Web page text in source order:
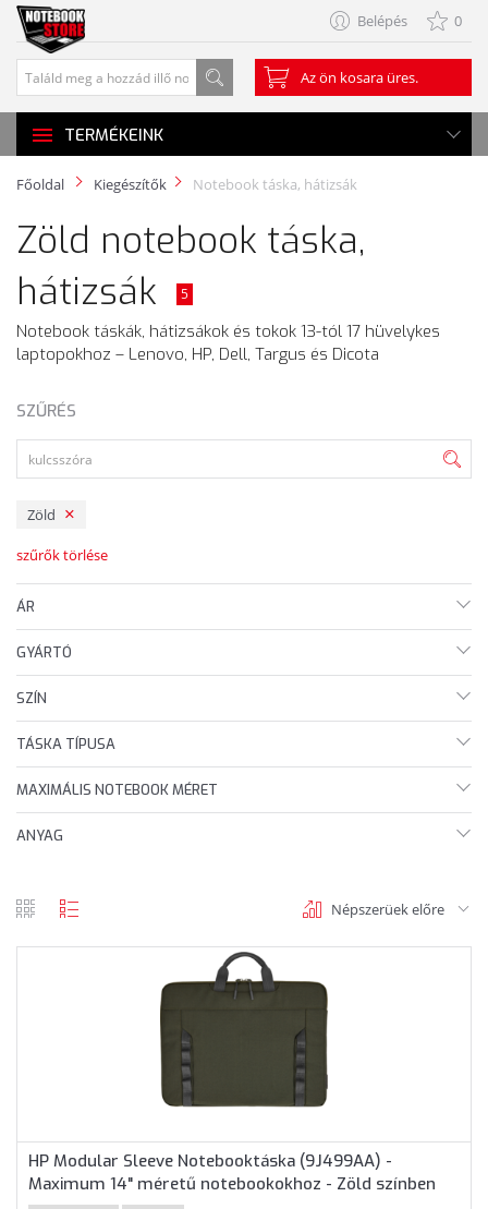
Belépés 0
Az ön kosara üres.
TERMÉKEINK
Főoldal Kiegészítők Notebook táska, hátizsák
Zöld notebook táska,
hátizsák
5
Notebook táskák, hátizsákok és tokok 13-tól 17 hüvelykes
laptopokhoz – Lenovo, HP, Dell, Targus és Dicota
SZŰRÉS
Zöld
szűrők törlése
ÁR
GYÁRTÓ
SZÍN
TÁSKA TÍPUSA
MAXIMÁLIS NOTEBOOK MÉRET
ANYAG
Népszerüek előre
HP Modular Sleeve Notebooktáska (9J499AA) -
Maximum 14" méretű notebookokhoz - Zöld színben